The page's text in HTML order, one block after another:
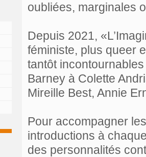
oubliées, marginales
Depuis 2021,
féministe, plus queer
tantôt
Barney à Colette
Mireille Best, Annie
Pour accompagner
introductions à
des personnalités